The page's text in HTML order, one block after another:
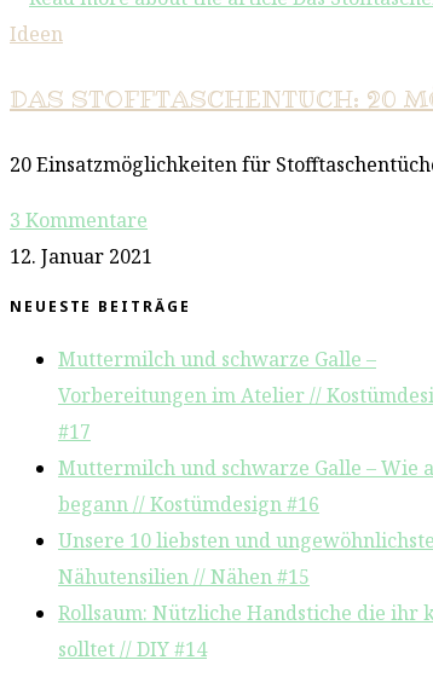
Ideen
DAS STOFFTASCHENTUCH: 20
20 Einsatzmöglichkeiten für
3 Kommentare
12. Januar 2021
NEUESTE BEITRÄGE
Muttermilch und schwarze Galle –
Vorbereitungen im Atelier //
#17
Muttermilch und schwarze Galle – Wie
begann // Kostümdesign #16
Unsere 10 liebsten und
Nähutensilien // Nähen #15
Rollsaum: Nützliche Handstiche die ihr
solltet // DIY #14